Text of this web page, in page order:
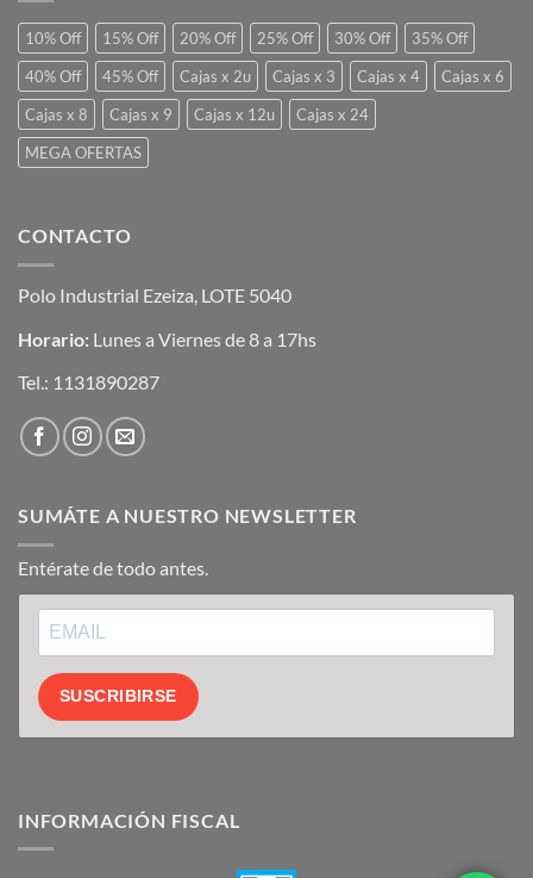
10% Off 15% Off 20% Off 25% Off 30% Off
35% Off
40% Off
45% Off Cajas x 2u Cajas x 3 Cajas x 4
Cajas x 6
Cajas x 8
Cajas x 9 Cajas x 12u
Cajas x 24
MEGA OFERTAS
CONTACTO
Polo Industrial Ezeiza, LOTE 5040
Horario: Lunes a Viernes de 8 a 17hs
Tel.: 1131890287
SUMÁTE A NUESTRO NEWSLETTER
Entérate de todo antes.
SUSCRIBIRSE
INFORMACIÓN FISCAL